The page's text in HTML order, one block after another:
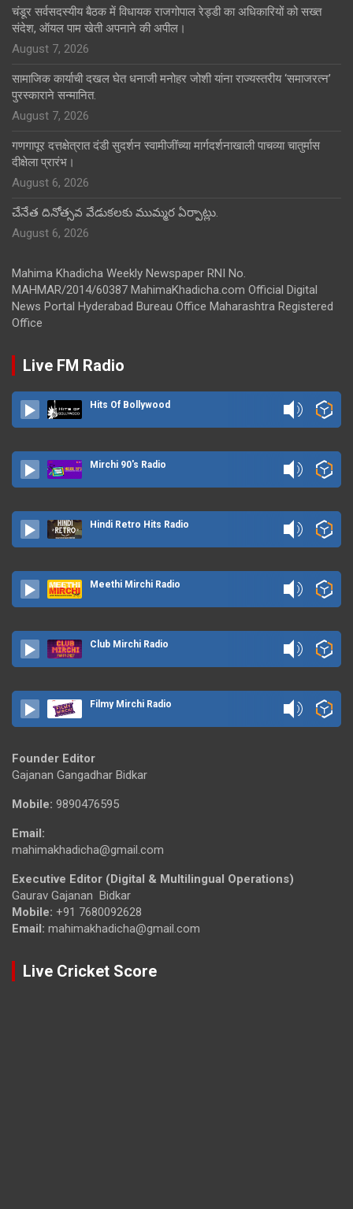
चंडूर सर्वसदस्यीय बैठक में विधायक राजगोपाल रेड्डी का अधिकारियों को सख्त
संदेश, ऑयल पाम खेती अपनाने की अपील।
August 7, 2026
सामाजिक कार्याची दखल घेत धनाजी मनोहर जोशी यांना राज्यस्तरीय ‘समाजरत्न’
पुरस्काराने सन्मानित.
August 7, 2026
गणगापूर दत्तक्षेत्रात दंडी सुदर्शन स्वामीजींच्या मार्गदर्शनाखाली पाचव्या चातुर्मास
दीक्षेला प्रारंभ।
August 6, 2026
చేనేత దినోత్సవ వేడుకలకు ముమ్మర ఏర్పాట్లు.
August 6, 2026
Mahima Khadicha Weekly Newspaper RNI No.
MAHMAR/2014/60387 MahimaKhadicha.com Official Digital
News Portal Hyderabad Bureau Office Maharashtra Registered
Office
Live FM Radio
Hits Of Bollywood
Mirchi 90's Radio
Hindi Retro Hits Radio
Meethi Mirchi Radio
Club Mirchi Radio
Filmy Mirchi Radio
Founder Editor
Gajanan Gangadhar Bidkar
Mobile: 9890476595
Email:
mahimakhadicha@gmail.com
Executive Editor (Digital & Multilingual Operations)
Gaurav Gajanan Bidkar
Mobile: +91 7680092628
Email: mahimakhadicha@gmail.com
Live Cricket Score